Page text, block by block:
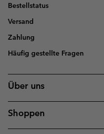
Bestellstatus
Versand
Zahlung
Häufig gestellte Fragen
Über uns
Shoppen